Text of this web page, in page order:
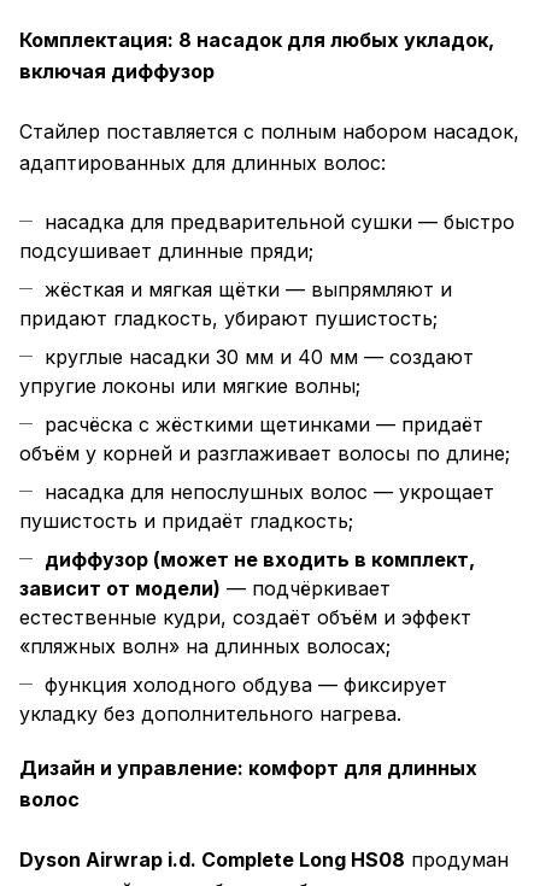
Комплектация: 8 насадок для любых укладок,
включая диффузор
Стайлер поставляется с полным набором насадок,
адаптированных для длинных волос:
насадка для предварительной сушки — быстро
подсушивает длинные пряди;
жёсткая и мягкая щётки — выпрямляют и
придают гладкость, убирают пушистость;
круглые насадки 30 мм и 40 мм — создают
упругие локоны или мягкие волны;
расчёска с жёсткими щетинками — придаёт
объём у корней и разглаживает волосы по длине;
насадка для непослушных волос — укрощает
пушистость и придаёт гладкость;
диффузор (может не входить в комплект,
зависит от модели) — подчёркивает
естественные кудри, создаёт объём и эффект
«пляжных волн» на длинных волосах;
функция холодного обдува — фиксирует
укладку без дополнительного нагрева.
Дизайн и управление: комфорт для длинных
волос
Dyson Airwrap i.d. Complete Long HS08 продуман